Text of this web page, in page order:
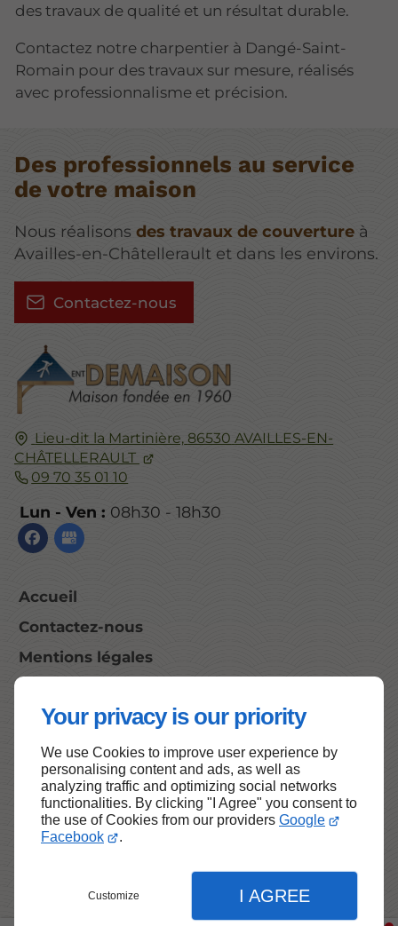
Your privacy is our priority
We use Cookies to improve user experience by
personalising content and ads, as well as
analyzing traffic and optimizing social networks
functionalities. By clicking "I Agree" you consent to
the use of Cookies from our providers Google
Facebook
.
Customize I AGREE
des travaux de qualité et un résultat durable.
Contactez notre charpentier à Dangé-Saint-
Romain pour des travaux sur mesure, réalisés
avec professionnalisme et précision.
Lieu-dit la Martinière, 86530 AVAILLES-EN-
CHÂTELLERAULT
09 70 35 01 10
Lun - Ven : 08h30 - 18h30
Accueil
Contactez-nous
Mentions légales
Des professionnels au service
de votre maison
Nous réalisons des travaux de couverture à
Availles-en-Châtellerault et dans les environs.
Contactez-nous
Haut de page